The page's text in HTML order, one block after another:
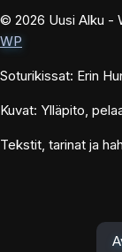
© 2026 Uusi Alku -
WP
Soturikissat: Erin
Kuvat: Ylläpito,
Tekstit, tarinat ja